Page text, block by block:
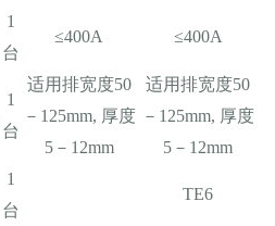
1
台
≤400A ≤400A
1
台
适用排宽度50
－125mm, 厚度
5－12mm
适用排宽度50
－125mm, 厚度
5－12mm
1
台
TE6